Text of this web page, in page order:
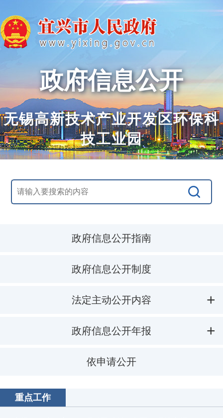
政府信息公开
无锡高新技术产业开发区环保科
技工业园
政府信息公开指南
政府信息公开制度
法定主动公开内容
政府信息公开年报
依申请公开
重点工作